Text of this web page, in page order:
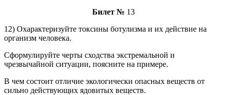
Билет № 13
12) Охарактеризуйте токсины ботулизма и их действие на
организм человека.
Сформулируйте черты сходства экстремальной и
чрезвычайной ситуации, поясните на примере.
В чем состоит отличие экологически опасных веществ от
сильно действующих ядовитых веществ.